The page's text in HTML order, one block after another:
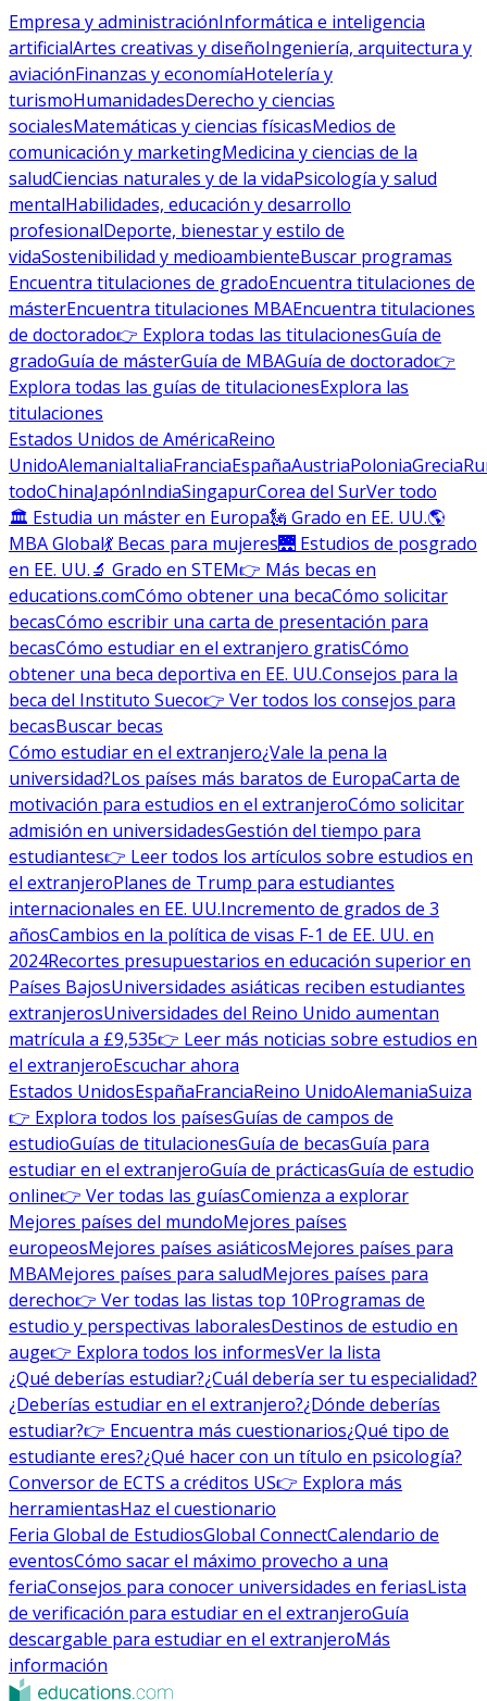
Empresa y administraciónInformática e inteligencia
artificialArtes creativas y diseñoIngeniería, arquitectura y
aviaciónFinanzas y economíaHotelería y
turismoHumanidadesDerecho y ciencias
socialesMatemáticas y ciencias físicasMedios de
comunicación y marketingMedicina y ciencias de la
saludCiencias naturales y de la vidaPsicología y salud
mentalHabilidades, educación y desarrollo
profesionalDeporte, bienestar y estilo de
vidaSostenibilidad y medioambienteBuscar programas
Encuentra titulaciones de gradoEncuentra titulaciones de
másterEncuentra titulaciones MBAEncuentra titulaciones
de doctorado👉 Explora todas las titulacionesGuía de
gradoGuía de másterGuía de MBAGuía de doctorado👉
Explora todas las guías de titulacionesExplora las
titulaciones
Estados Unidos de AméricaReino
UnidoAlemaniaItaliaFranciaEspañaAustriaPoloniaGrecia
todoChinaJapónIndiaSingapurCorea del SurVer todo
🏛 Estudia un máster en Europa🗽 Grado en EE. UU.🌎
MBA Global💃 Becas para mujeres🌉 Estudios de posgrado
en EE. UU.🔬 Grado en STEM👉 Más becas en
educations.comCómo obtener una becaCómo solicitar
becasCómo escribir una carta de presentación para
becasCómo estudiar en el extranjero gratisCómo
obtener una beca deportiva en EE. UU.Consejos para la
beca del Instituto Sueco👉 Ver todos los consejos para
becasBuscar becas
Cómo estudiar en el extranjero¿Vale la pena la
universidad?Los países más baratos de EuropaCarta de
motivación para estudios en el extranjeroCómo solicitar
admisión en universidadesGestión del tiempo para
estudiantes👉 Leer todos los artículos sobre estudios en
el extranjeroPlanes de Trump para estudiantes
internacionales en EE. UU.Incremento de grados de 3
añosCambios en la política de visas F-1 de EE. UU. en
2024Recortes presupuestarios en educación superior en
Países BajosUniversidades asiáticas reciben estudiantes
extranjerosUniversidades del Reino Unido aumentan
matrícula a £9,535👉 Leer más noticias sobre estudios en
el extranjeroEscuchar ahora
Estados UnidosEspañaFranciaReino UnidoAlemaniaSuiza
👉 Explora todos los paísesGuías de campos de
estudioGuías de titulacionesGuía de becasGuía para
estudiar en el extranjeroGuía de prácticasGuía de estudio
online👉 Ver todas las guíasComienza a explorar
Mejores países del mundoMejores países
europeosMejores países asiáticosMejores países para
MBAMejores países para saludMejores países para
derecho👉 Ver todas las listas top 10Programas de
estudio y perspectivas laboralesDestinos de estudio en
auge👉 Explora todos los informesVer la lista
¿Qué deberías estudiar?¿Cuál debería ser tu especialidad?
¿Deberías estudiar en el extranjero?¿Dónde deberías
estudiar?👉 Encuentra más cuestionarios¿Qué tipo de
estudiante eres?¿Qué hacer con un título en psicología?
Conversor de ECTS a créditos US👉 Explora más
herramientasHaz el cuestionario
Feria Global de EstudiosGlobal ConnectCalendario de
eventosCómo sacar el máximo provecho a una
feriaConsejos para conocer universidades en feriasLista
de verificación para estudiar en el extranjeroGuía
descargable para estudiar en el extranjeroMás
información